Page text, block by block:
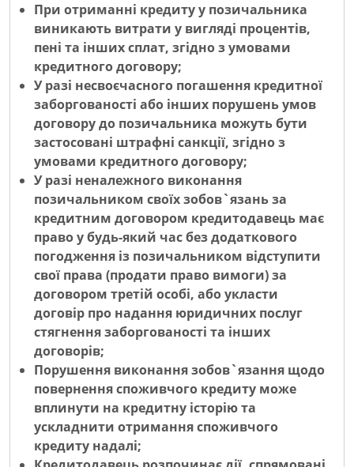
При отриманні кредиту у позичальника
виникають витрати у вигляді процентів,
пені та інших сплат, згідно з умовами
кредитного договору;
У разі несвоєчасного погашення кредитної
заборгованості або інших порушень умов
договору до позичальника можуть бути
застосовані штрафні санкції, згідно з
умовами кредитного договору;
У разі неналежного виконання
позичальником своїх зобов`язань за
кредитним договором кредитодавець має
право у будь-який час без додаткового
погодження із позичальником відступити
свої права (продати право вимоги) за
договором третій особі, або укласти
договір про надання юридичних послуг
стягнення заборгованості та інших
договорів;
Порушення виконання зобов`язання щодо
повернення споживчого кредиту може
вплинути на кредитну історію та
ускладнити отримання споживчого
кредиту надалі;